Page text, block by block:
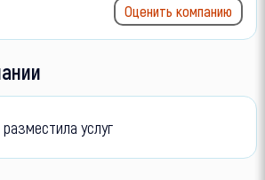
Оценить компанию
услуг